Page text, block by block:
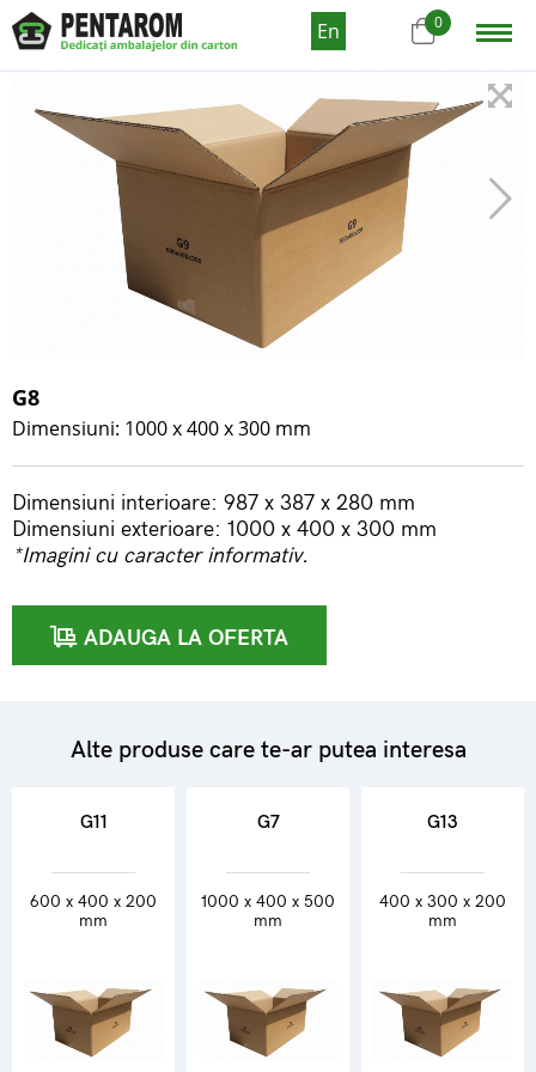
En 0
G8
Dimensiuni: 1000 x 400 x 300 mm
Dimensiuni interioare: 987 x 387 x 280 mm
Dimensiuni exterioare: 1000 x 400 x 300 mm
*Imagini cu caracter informativ.
ADAUGA LA OFERTA
Alte produse care te-ar putea interesa
G11
600 x 400 x 200
mm
G7
1000 x 400 x 500
mm
G13
400 x 300 x 200
mm